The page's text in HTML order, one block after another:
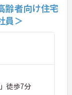
齢者向け住宅
員＞
徒歩7分